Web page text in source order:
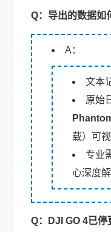
Q：导出的数据如
A：
文本
原始
载）可
专业
心深度
Q：DJI GO 4已停